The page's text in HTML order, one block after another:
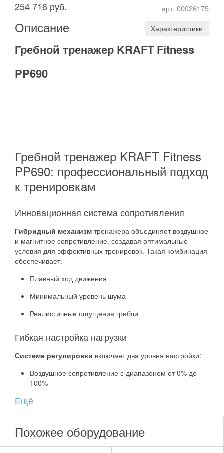
арт. 00026175
254 716 руб.
Описание Характеристики
Гребной тренажер KRAFT Fitness
PP690
Гребной тренажер KRAFT Fitness
PP690: профессиональный подход
к тренировкам
Инновационная система сопротивления
Гибридный механизм тренажера объединяет воздушное
и магнитное сопротивление, создавая оптимальные
условия для эффективных тренировок. Такая комбинация
обеспечивает:
Плавный ход движения
Минимальный уровень шума
Реалистичные ощущения гребли
Гибкая настройка нагрузки
Система регулировки включает два уровня настройки:
Воздушное сопротивление с диапазоном от 0% до
100%
Трехступенчатая магнитная система
Удобная шайба управления расположена в
непосредственной близости от пользователя, что
позволяет легко менять нагрузку во время тренировки.
Ещё
Похожее оборудование